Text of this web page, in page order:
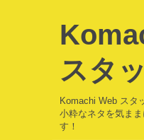
スタ
Komachi Web スタ
小粋なネタを気ま
す！